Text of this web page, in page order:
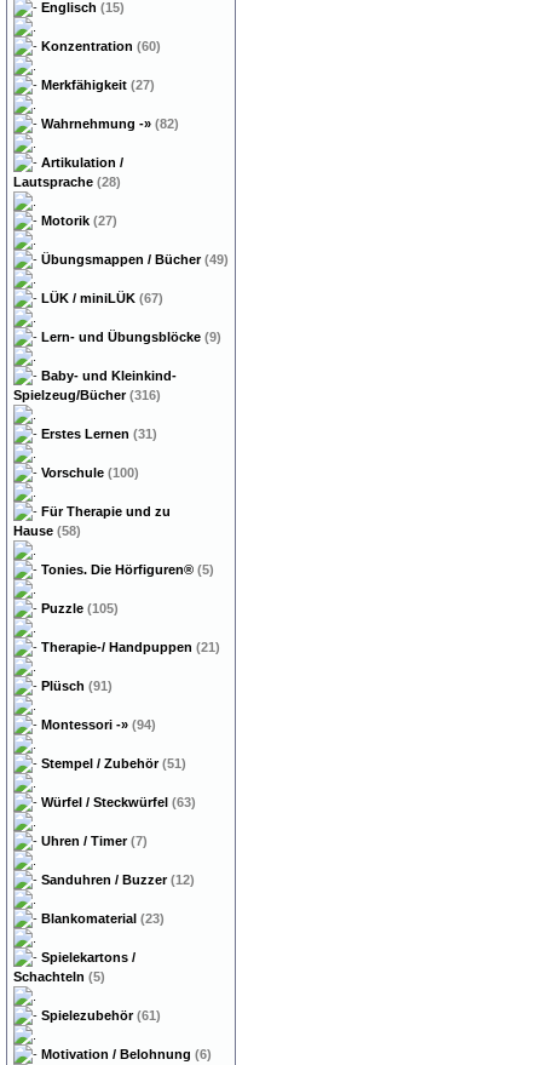
Englisch (15)
Konzentration (60)
Merkfähigkeit (27)
Wahrnehmung -» (82)
Artikulation /
Lautsprache (28)
Motorik (27)
Übungsmappen / Bücher(49)
LÜK / miniLÜK (67)
Lern- und Übungsblöcke (9)
Baby- und Kleinkind-
Spielzeug/Bücher(316)
Erstes Lernen (31)
Vorschule (100)
Für Therapie und zu
Hause (58)
Tonies. Die Hörfiguren® (5)
Puzzle (105)
Therapie-/ Handpuppen (21)
Plüsch (91)
Montessori -» (94)
Stempel / Zubehör(51)
Würfel / Steckwürfel (63)
Uhren / Timer(7)
Sanduhren / Buzzer(12)
Blankomaterial (23)
Spielekartons /
Schachteln (5)
Spielezubehör(61)
Motivation / Belohnung (6)